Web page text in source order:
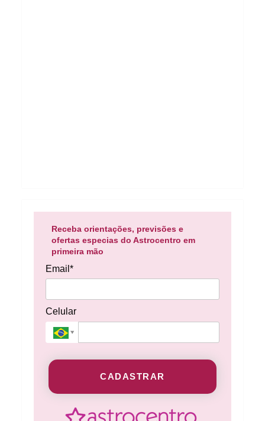
Receba orientações, previsões e
ofertas especias do Astrocentro em
primeira mão
Email*
Celular
CADASTRAR